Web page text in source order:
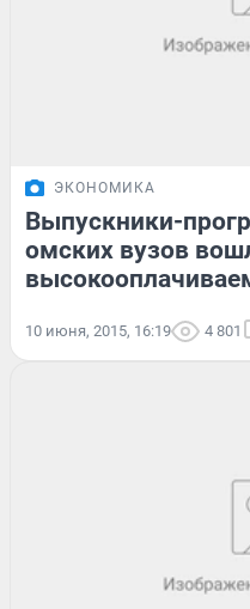
ЭКОНОМИКА
Выпускники-
омских вузов
10 июня, 2015, 16:19 4 801